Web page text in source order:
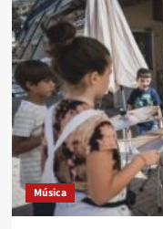
Música